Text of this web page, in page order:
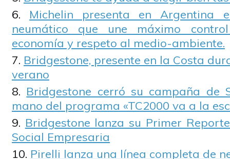
Michelin presenta en Argentina
neumático que une máximo
economía y respeto al medio-ambiente.
Bridgestone, presente en la Costa
verano
Bridgestone cerró su campaña de
mano del programa «TC2000 va a la
Bridgestone lanza su Primer
Social Empresaria
Pirelli lanza una línea completa de